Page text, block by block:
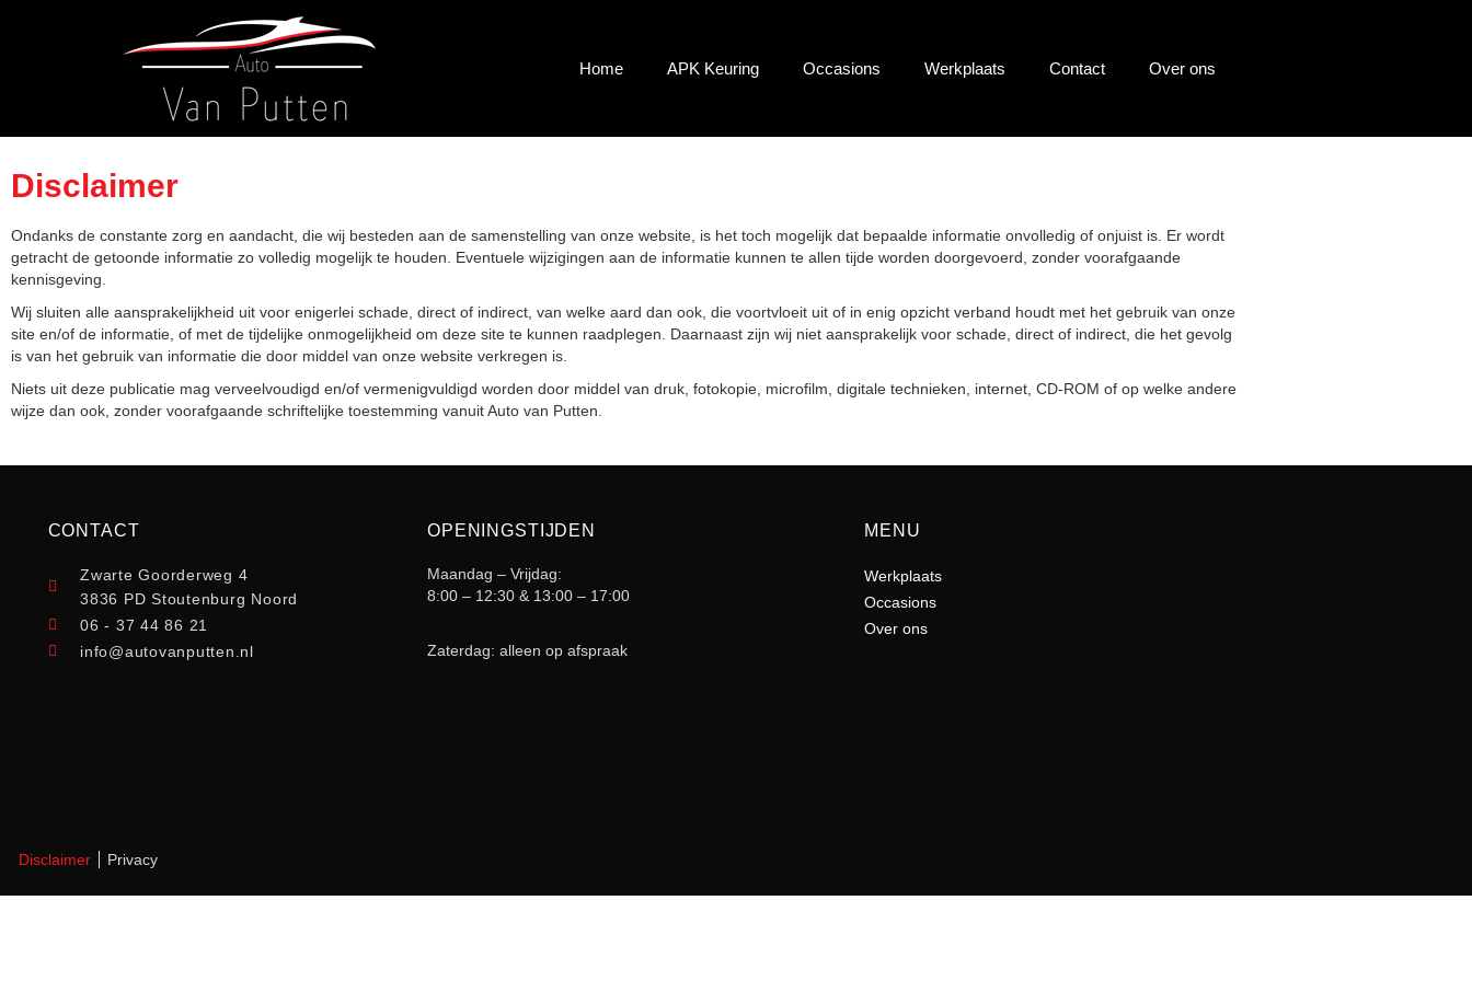
Home APK Keuring Occasions Werkplaats Contact Over ons
Disclaimer
Ondanks de constante zorg en aandacht, die wij besteden aan de samenstelling van onze website, is het toch mogelijk dat bepaalde informatie onvolledig of onjuist is. Er wordt
getracht de getoonde informatie zo volledig mogelijk te houden. Eventuele wijzigingen aan de informatie kunnen te allen tijde worden doorgevoerd, zonder voorafgaande
kennisgeving.
Wij sluiten alle aansprakelijkheid uit voor enigerlei schade, direct of indirect, van welke aard dan ook, die voortvloeit uit of in enig opzicht verband houdt met het gebruik van onze
site en/of de informatie, of met de tijdelijke onmogelijkheid om deze site te kunnen raadplegen. Daarnaast zijn wij niet aansprakelijk voor schade, direct of indirect, die het gevolg
is van het gebruik van informatie die door middel van onze website verkregen is.
Niets uit deze publicatie mag verveelvoudigd en/of vermenigvuldigd worden door middel van druk, fotokopie, microfilm, digitale technieken, internet, CD-ROM of op welke andere
wijze dan ook, zonder voorafgaande schriftelijke toestemming vanuit Auto van Putten.
CONTACT
Zwarte Goorderweg 4
3836 PD Stoutenburg Noord
06 - 37 44 86 21
info@autovanputten.nl
OPENINGSTIJDEN
Maandag – Vrijdag:
8:00 – 12:30 & 13:00 – 17:00
Zaterdag: alleen op afspraak
MENU
Werkplaats
Occasions
Over ons
Disclaimer Privacy